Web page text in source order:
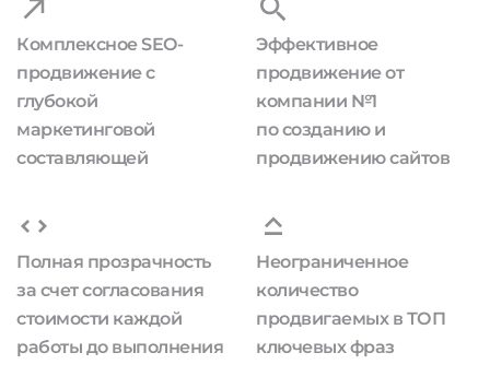
Комплексное SEO-
продвижение с
глубокой
маркетинговой
составляющей
Эффективное
продвижение от
компании №1
по созданию и
продвижению сайтов
Полная прозрачность
за счет согласования
стоимости каждой
работы до выполнения
Неограниченное
количество
продвигаемых в ТОП
ключевых фраз